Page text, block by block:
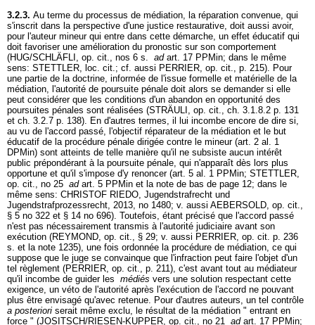
3.2.3. Au terme du processus de médiation, la réparation convenue, qui
s'inscrit dans la perspective d'une justice restaurative, doit aussi avoir,
pour l'auteur mineur qui entre dans cette démarche, un effet éducatif qui
doit favoriser une amélioration du pronostic sur son comportement
(HUG/SCHLÄFLI, op. cit., nos 6 s. ad art. 17 PPMin; dans le même
sens: STETTLER, loc. cit.; cf. aussi PERRIER, op. cit., p. 215). Pour
une partie de la doctrine, informée de l'issue formelle et matérielle de la
médiation, l'autorité de poursuite pénale doit alors se demander si elle
peut considérer que les conditions d'un abandon en opportunité des
poursuites pénales sont réalisées (STRÄULI, op. cit., ch. 3.1.8.2 p. 131
et ch. 3.2.7 p. 138). En d'autres termes, il lui incombe encore de dire si,
au vu de l'accord passé, l'objectif réparateur de la médiation et le but
éducatif de la procédure pénale dirigée contre le mineur (art. 2 al. 1
DPMin) sont atteints de telle manière qu'il ne subsiste aucun intérêt
public prépondérant à la poursuite pénale, qui n'apparaît dès lors plus
opportune et qu'il s'impose d'y renoncer (art. 5 al. 1 PPMin; STETTLER,
op. cit., no 25 ad art. 5 PPMin et la note de bas de page 12; dans le
même sens: CHRISTOF RIEDO, Jugendstrafrecht und
Jugendstrafprozessrecht, 2013, no 1480; v. aussi AEBERSOLD, op. cit.,
§ 5 no 322 et § 14 no 696). Toutefois, étant précisé que l'accord passé
n'est pas nécessairement transmis à l'autorité judiciaire avant son
exécution (REYMOND, op. cit., § 29; v. aussi PERRIER, op. cit. p. 236
s. et la note 1235), une fois ordonnée la procédure de médiation, ce qui
suppose que le juge se convainque que l'infraction peut faire l'objet d'un
tel règlement (PERRIER, op. cit., p. 211), c'est avant tout au médiateur
qu'il incombe de guider les médiés vers une solution respectant cette
exigence, un véto de l'autorité après l'exécution de l'accord ne pouvant
plus être envisagé qu'avec retenue. Pour d'autres auteurs, un tel contrôle
a posteriori serait même exclu, le résultat de la médiation " entrant en
force " (JOSITSCH/RIESEN-KUPPER, op. cit., no 21 ad art. 17 PPMin;